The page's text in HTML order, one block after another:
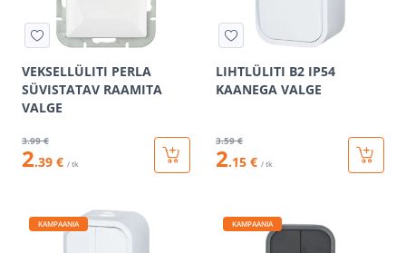
VEKSELLÜLITI PERLA
SÜVISTATAV RAAMITA
VALGE
3.99 €
2.39 € / tk
LIHTLÜLITI B2 IP54
KAANEGA VALGE
3.59 €
2.15 € / tk
KAMPAANIA KAMPAANIA